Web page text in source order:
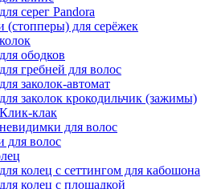
серег Pandora
(стопперы) для серёжек
ободков
гребней для волос
заколок-автомат
заколок крокодильчик (зажимы)
клак
для волос
волос
колец с сеттингом для кабошона
колец с площадкой